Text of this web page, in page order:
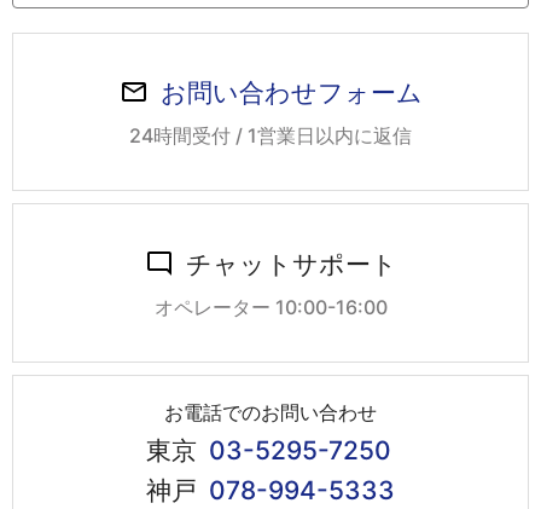
お問い合わせフォーム
24時間受付 / 1営業日以内に返信
チャットサポート
オペレーター 10:00-16:00
お電話でのお問い合わせ
東京 03-5295-7250
神戸 078-994-5333